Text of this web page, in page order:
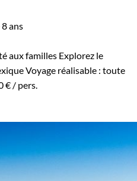
ans
aux familles Explorez le
Voyage réalisable : toute
€ / pers.